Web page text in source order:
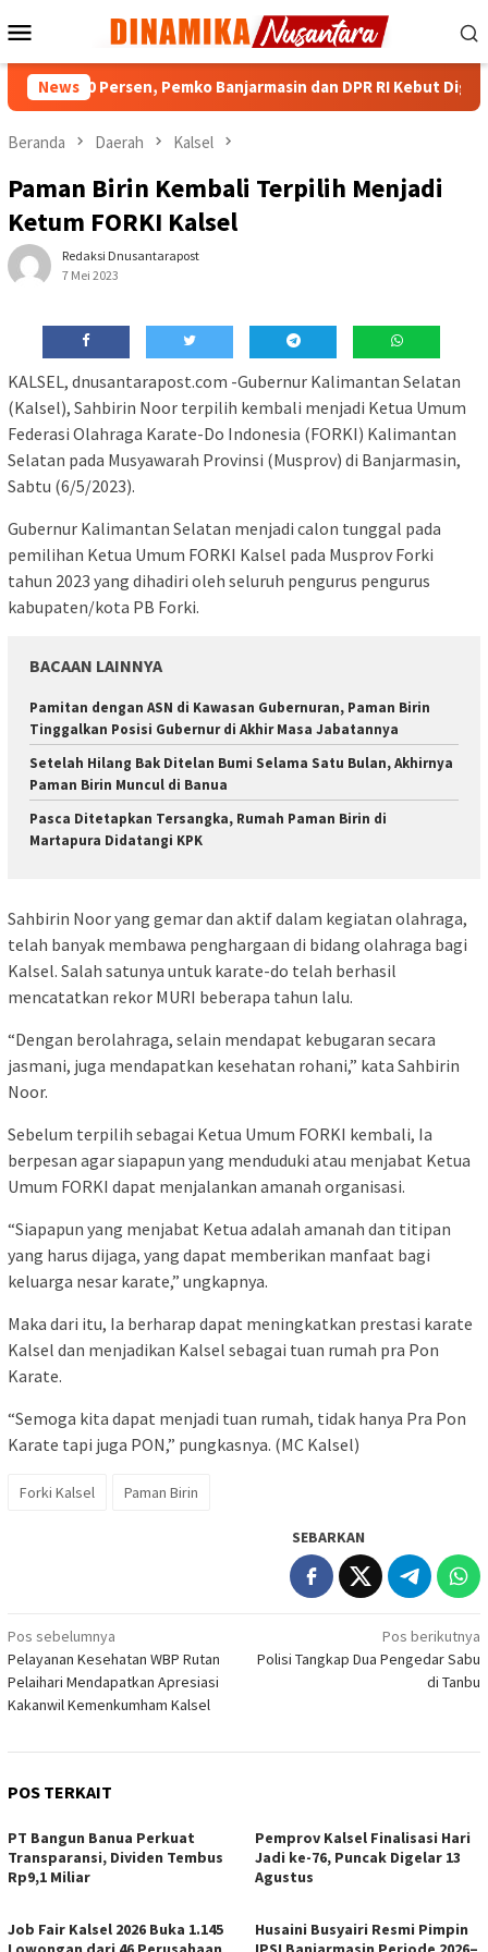
ke
Mobile
News
90 Persen, Pemko Banjarmasin dan DPR RI Kebut Digitalisasi
Beranda Daerah Kalsel
Paman Birin Kembali Terpilih Menjadi
Ketum FORKI Kalsel
Redaksi Dnusantarapost
7 Mei 2023
KALSEL, dnusantarapost.com -Gubernur Kalimantan Selatan
(Kalsel), Sahbirin Noor terpilih kembali menjadi Ketua Umum
Federasi Olahraga Karate-Do Indonesia (FORKI) Kalimantan
Selatan pada Musyawarah Provinsi (Musprov) di Banjarmasin,
Sabtu (6/5/2023).
Gubernur Kalimantan Selatan menjadi calon tunggal pada
pemilihan Ketua Umum FORKI Kalsel pada Musprov Forki
tahun 2023 yang dihadiri oleh seluruh pengurus pengurus
kabupaten/kota PB Forki.
BACAAN LAINNYA
Pamitan dengan ASN di Kawasan Gubernuran, Paman Birin
Tinggalkan Posisi Gubernur di Akhir Masa Jabatannya
Setelah Hilang Bak Ditelan Bumi Selama Satu Bulan, Akhirnya
Paman Birin Muncul di Banua
Pasca Ditetapkan Tersangka, Rumah Paman Birin di
Martapura Didatangi KPK
Sahbirin Noor yang gemar dan aktif dalam kegiatan olahraga,
telah banyak membawa penghargaan di bidang olahraga bagi
Kalsel. Salah satunya untuk karate-do telah berhasil
mencatatkan rekor MURI beberapa tahun lalu.
“Dengan berolahraga, selain mendapat kebugaran secara
jasmani, juga mendapatkan kesehatan rohani,” kata Sahbirin
Noor.
Sebelum terpilih sebagai Ketua Umum FORKI kembali, Ia
berpesan agar siapapun yang menduduki atau menjabat Ketua
Umum FORKI dapat menjalankan amanah organisasi.
“Siapapun yang menjabat Ketua adalah amanah dan titipan
yang harus dijaga, yang dapat memberikan manfaat bagi
keluarga nesar karate,” ungkapnya.
Maka dari itu, Ia berharap dapat meningkatkan prestasi karate
Kalsel dan menjadikan Kalsel sebagai tuan rumah pra Pon
Karate.
“Semoga kita dapat menjadi tuan rumah, tidak hanya Pra Pon
Karate tapi juga PON,” pungkasnya. (MC Kalsel)
Forki Kalsel Paman Birin
SEBARKAN
Navigasi
pos
Pos sebelumnya
Pelayanan Kesehatan WBP Rutan
Pelaihari Mendapatkan Apresiasi
Kakanwil Kemenkumham Kalsel
Pos berikutnya
Polisi Tangkap Dua Pengedar Sabu
di Tanbu
POS TERKAIT
PT Bangun Banua Perkuat
Transparansi, Dividen Tembus
Rp9,1 Miliar
Pemprov Kalsel Finalisasi Hari
Jadi ke-76, Puncak Digelar 13
Agustus
Job Fair Kalsel 2026 Buka 1.145
Husaini Busyairi Resmi Pimpin